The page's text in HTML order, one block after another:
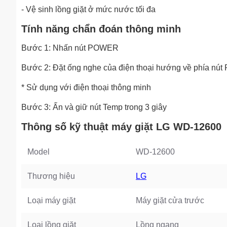
- Vệ sinh lồng giặt ở mức nước tối đa
Tính năng chẩn đoán thông minh
Bước 1: Nhấn nút POWER
Bước 2: Đặt ống nghe của điện thoại hướng về phía nút
* Sử dụng với điện thoại thông minh
Bước 3: Ấn và giữ nút Temp trong 3 giây
Thông số kỹ thuật máy giặt LG WD-12600
Model WD-12600
Thương hiệu LG
Loại máy giặt Máy giặt cửa trước
Loại lồng giặt Lồng ngang